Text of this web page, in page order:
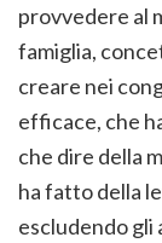
provvedere al
famiglia,
creare nei
efficace, che
che dire della
ha fatto della
escludendo gli